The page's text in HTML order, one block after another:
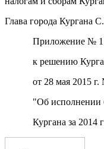
Глава города Кургана
Приложение № 1
к решению
от 28 мая 2015
"Об исполнении
Кургана за 2014